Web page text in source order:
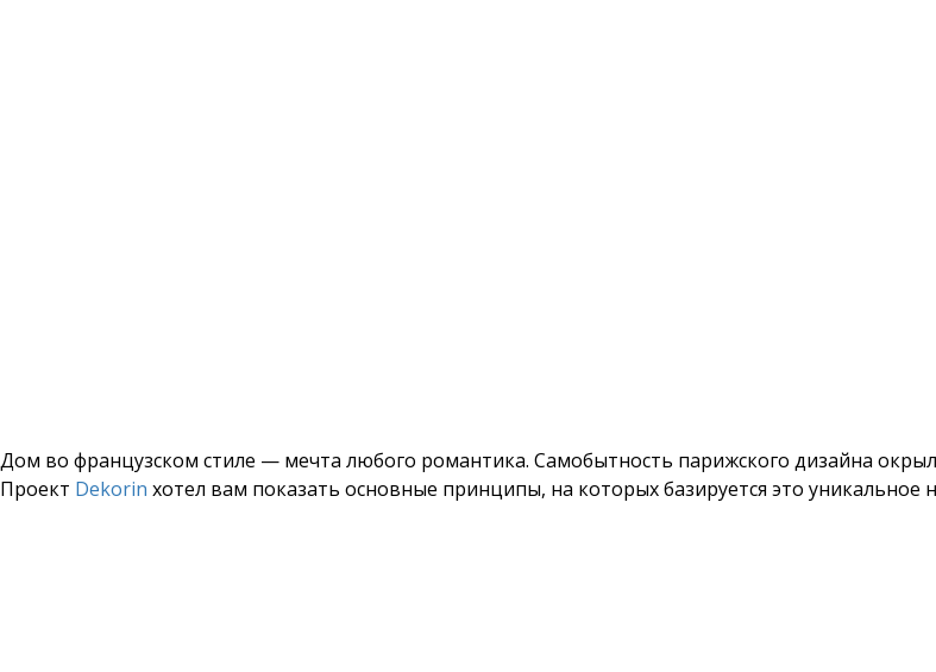
Дом во французском стиле — мечта любого романтика. Самобытность парижского дизайна
Проект Dekorin хотел вам показать основные принципы, на которых базируется это